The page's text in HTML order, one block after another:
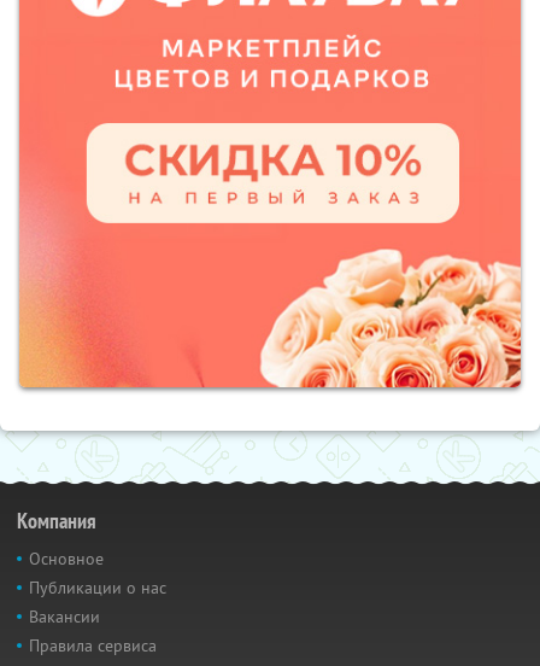
Компания
Основное
Публикации о нас
Вакансии
Правила сервиса